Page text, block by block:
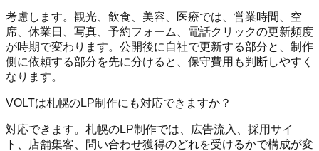
考慮します。観光、飲食、美容、医療では、営業時間、空
席、休業日、写真、予約フォーム、電話クリックの更新頻度
が時期で変わります。公開後に自社で更新する部分と、制作
側に依頼する部分を先に分けると、保守費用も判断しやすく
なります。
VOLTは札幌のLP制作にも対応できますか？
対応できます。札幌のLP制作では、広告流入、採用サイ
ト、店舗集客、問い合わせ獲得のどれを受けるかで構成が変